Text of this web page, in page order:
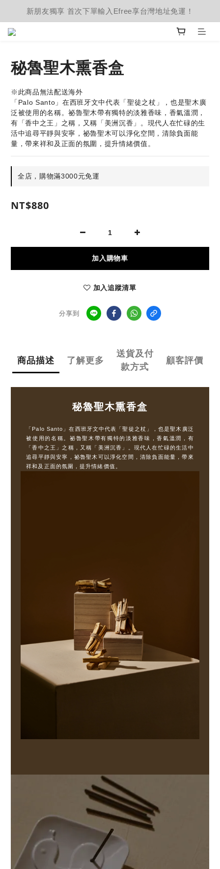
新朋友獨享 首次下單輸入Efree享台灣地址免運！
秘魯聖木熏香盒
※此商品無法配送海外
「Palo Santo」在西班牙文中代表「聖徒之杖」，也是聖木廣
泛被使用的名稱。祕魯聖木帶有獨特的淡雅香味，香氣溫潤，
有「香中之王」之稱，又稱「美洲沉香」。現代人在忙碌的生
活中追尋平靜與安寧，祕魯聖木可以淨化空間，清除負面能
量，帶來祥和及正面的氛圍，提升情緒價值。
全店，購物滿3000元免運
NT$880
加入購物車
加入追蹤清單
分享到
商品描述 了解更多
送貨及付
款方式
顧客評價
秘魯聖木熏香盒
「Palo Santo」在西班牙文中代表「聖徒之杖」，也是聖木廣泛
被使用的名稱。祕魯聖木帶有獨特的淡雅香味，香氣溫潤，有
「香中之王」之稱，又稱「美洲沉香」。現代人在忙碌的生活中
追尋平靜與安寧，祕魯聖木可以淨化空間，清除負面能量，帶來
祥和及正面的氛圍，提升情緒價值。